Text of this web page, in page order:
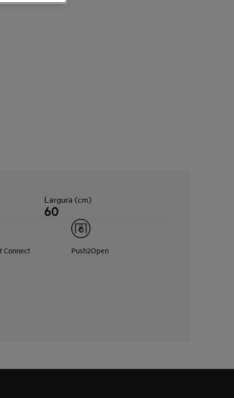
Largura (cm)
60
Connect Push2Open